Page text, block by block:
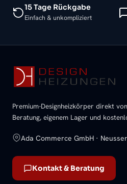
15 Tage Rückgabe
Einfach & unkompliziert
Premium-Designheizkörper direkt
Beratung, eigenem Lager und
Ada Commerce GmbH ·
Kontakt & Beratung